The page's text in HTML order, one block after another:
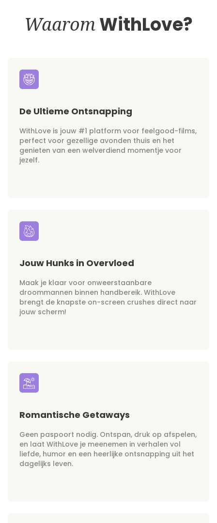
WaaromWithLove?
De Ultieme Ontsnapping
WithLove is jouw #1 platform voor feelgood-films,
perfect voor gezellige avonden thuis en het
genieten van een welverdiend momentje voor
jezelf.
Jouw Hunks in Overvloed
Maak je klaar voor onweerstaanbare
droommannen binnen handbereik. WithLove
brengt de knapste on-screen crushes direct naar
jouw scherm!
Romantische Getaways
Geen paspoort nodig. Ontspan, druk op afspelen,
en laat WithLove je meenemen in verhalen vol
liefde, humor en een heerlijke ontsnapping uit het
dagelijks leven.